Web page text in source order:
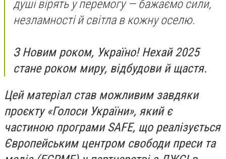
душі вірять у перемогу — бажаємо сили,
незламності й світла в кожну оселю.
З Новим роком, Україно! Нехай 2025
стане роком миру, відбудови й щастя.
Цей матеріал став можливим завдяки
проєкту «Голоси України», який є
частиною програми SAFE, що реалізується
Європейським центром свободи преси та